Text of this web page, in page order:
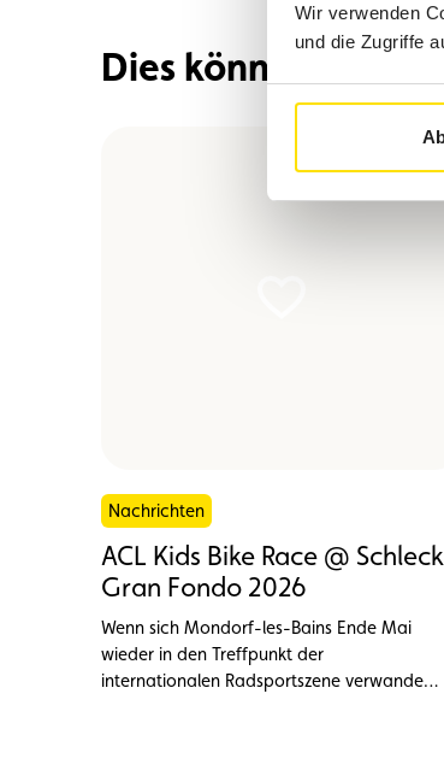
Wir verwenden
und die Zugriffe
Dies könnte Sie
Nachrichten
ACL Kids Bike Race @ Schleck
Gran Fondo 2026
Wenn sich Mondorf-les-Bains Ende Mai
wieder in den Treffpunkt der
internationalen Radsportszene verwandelt,